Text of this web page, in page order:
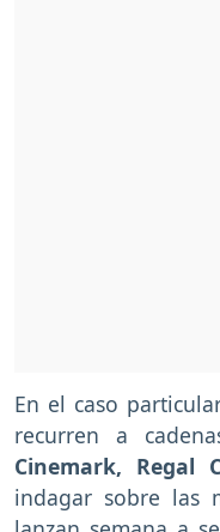
En el caso
recurren a
Cinemark, Regal
indagar sobre las